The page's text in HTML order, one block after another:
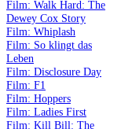
Film: Walk Hard: The
Dewey Cox Story
Film: Whiplash
Film: So klingt das
Leben
Film: Disclosure Day
Film: F1
Film: Hoppers
Film: Ladies First
Film: Kill Bill: The